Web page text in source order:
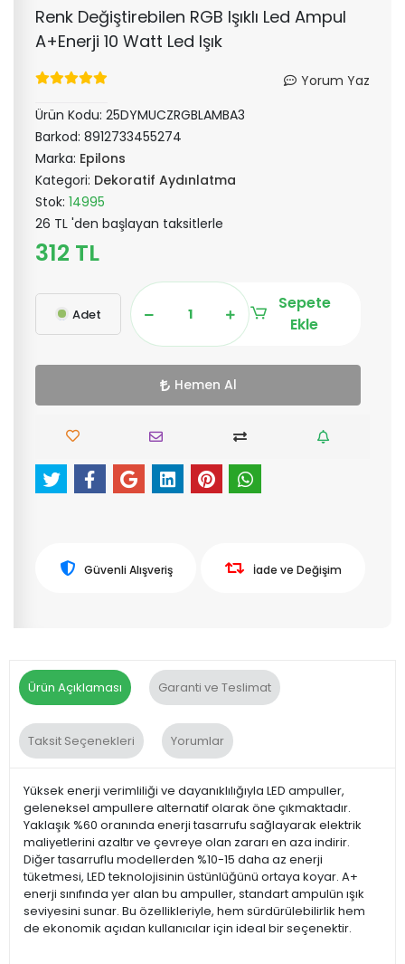
Renk Değiştirebilen RGB Işıklı Led Ampul
A+Enerji 10 Watt Led Işık
Yorum Yaz
Ürün Kodu: 25DYMUCZRGBLAMBA3
Barkod: 8912733455274
Marka: Epilons
Kategori: Dekoratif Aydınlatma
Stok: 14995
26 TL 'den başlayan taksitlerle
312 TL
Adet
Sepete
Ekle
Hemen Al
Güvenli Alışveriş İade ve Değişim
Ürün Açıklaması Garanti ve Teslimat
Taksit Seçenekleri Yorumlar
Yüksek enerji verimliliği ve dayanıklılığıyla LED ampuller,
geleneksel ampullere alternatif olarak öne çıkmaktadır.
Yaklaşık %60 oranında enerji tasarrufu sağlayarak elektrik
maliyetlerini azaltır ve çevreye olan zararı en aza indirir.
Diğer tasarruflu modellerden %10-15 daha az enerji
tüketmesi, LED teknolojisinin üstünlüğünü ortaya koyar. A+
enerji sınıfında yer alan bu ampuller, standart ampulün ışık
seviyesini sunar. Bu özellikleriyle, hem sürdürülebilirlik hem
de ekonomik açıdan kullanıcılar için ideal bir seçenektir.